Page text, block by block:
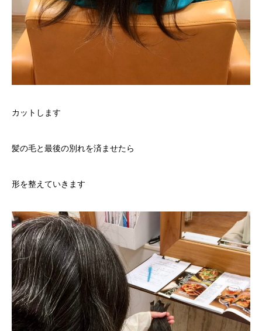
カットします
髪の毛と最後の別れを済ませたら
形を整えていきます